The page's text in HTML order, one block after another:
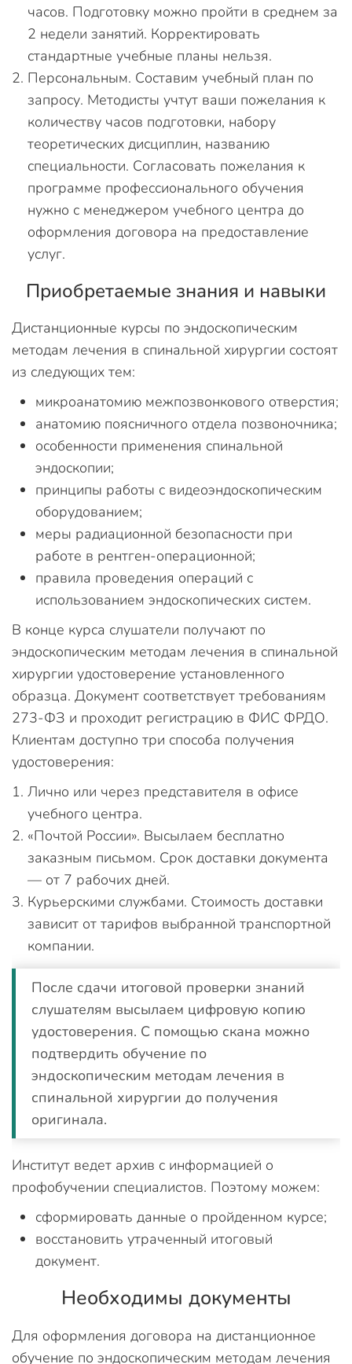
часов. Подготовку можно пройти в среднем за
2 недели занятий. Корректировать
стандартные учебные планы нельзя.
Персональным. Составим учебный план по
запросу. Методисты учтут ваши пожелания к
количеству часов подготовки, набору
теоретических дисциплин, названию
специальности. Согласовать пожелания к
программе профессионального обучения
нужно с менеджером учебного центра до
оформления договора на предоставление
услуг.
Приобретаемые знания и навыки
Дистанционные курсы по эндоскопическим
методам лечения в спинальной хирургии состоят
из следующих тем:
микроанатомию межпозвонкового отверстия;
анатомию поясничного отдела позвоночника;
особенности применения спинальной
эндоскопии;
принципы работы с видеоэндоскопическим
оборудованием;
меры радиационной безопасности при
работе в рентген-операционной;
правила проведения операций с
использованием эндоскопических систем.
В конце курса слушатели получают по
эндоскопическим методам лечения в спинальной
хирургии удостоверение установленного
образца. Документ соответствует требованиям
273-ФЗ и проходит регистрацию в ФИС ФРДО.
Клиентам доступно три способа получения
удостоверения:
Лично или через представителя в офисе
учебного центра.
«Почтой России». Высылаем бесплатно
заказным письмом. Срок доставки документа
— от 7 рабочих дней.
Курьерскими службами. Стоимость доставки
зависит от тарифов выбранной транспортной
компании.
После сдачи итоговой проверки знаний
слушателям высылаем цифровую копию
удостоверения. С помощью скана можно
подтвердить обучение по
эндоскопическим методам лечения в
спинальной хирургии до получения
оригинала.
Институт ведет архив с информацией о
профобучении специалистов. Поэтому можем:
сформировать данные о пройденном курсе;
восстановить утраченный итоговый
документ.
Необходимы документы
Для оформления договора на дистанционное
обучение по эндоскопическим методам лечения